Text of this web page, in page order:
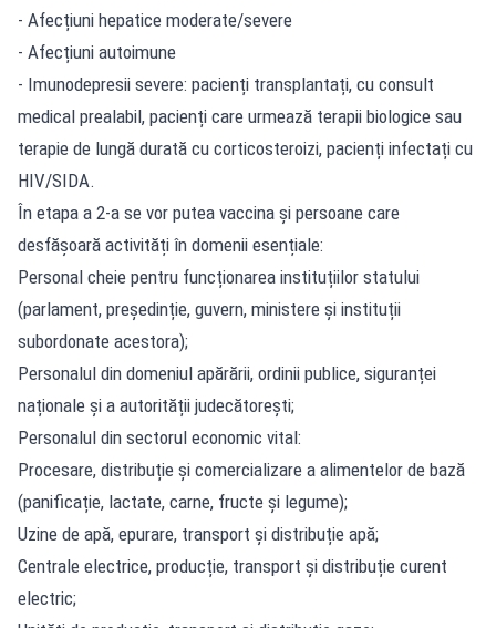
- Afecțiuni hepatice moderate/severe
- Afecțiuni autoimune
- Imunodepresii severe: pacienți transplantați, cu consult
medical prealabil, pacienți care urmează terapii biologice sau
terapie de lungă durată cu corticosteroizi, pacienți infectați cu
HIV/SIDA.
În etapa a 2-a se vor putea vaccina și persoane care
desfășoară activități în domenii esențiale:
Personal cheie pentru funcționarea instituțiilor statului
(parlament, președinție, guvern, ministere și instituții
subordonate acestora);
Personalul din domeniul apărării, ordinii publice, siguranței
naționale și a autorității judecătorești;
Personalul din sectorul economic vital:
Procesare, distribuție și comercializare a alimentelor de bază
(panificație, lactate, carne, fructe și legume);
Uzine de apă, epurare, transport și distribuție apă;
Centrale electrice, producție, transport și distribuție curent
electric;